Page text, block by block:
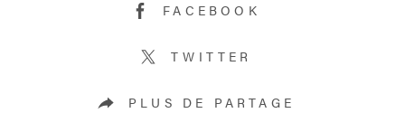
FACEBOOK
TWITTER
PLUS DE PARTAGE